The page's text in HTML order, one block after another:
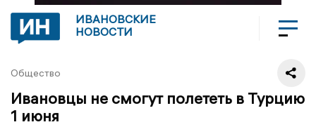
ИВАНОВСКИЕ
НОВОСТИ
Общество
Ивановцы не смогут полететь в Турцию
1 июня